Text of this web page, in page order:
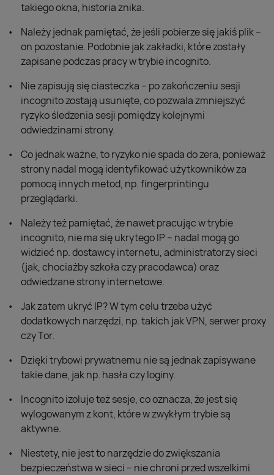
takiego okna, historia znika.
Należy jednak pamiętać, że jeśli pobierze się jakiś plik –
on pozostanie. Podobnie jak zakładki, które zostały
zapisane podczas pracy w trybie incognito.
Nie zapisują się ciasteczka – po zakończeniu sesji
incognito zostają usunięte, co pozwala zmniejszyć
ryzyko śledzenia sesji pomiędzy kolejnymi
odwiedzinami strony.
Co jednak ważne, to ryzyko nie spada do zera, ponieważ
strony nadal mogą identyfikować użytkowników za
pomocą innych metod, np. fingerprintingu
przeglądarki.
Należy też pamiętać, że nawet pracując w trybie
incognito, nie ma się ukrytego IP – nadal mogą go
widzieć np. dostawcy internetu, administratorzy sieci
(jak, chociażby szkoła czy pracodawca) oraz
odwiedzane strony internetowe.
Jak zatem ukryć IP? W tym celu trzeba użyć
dodatkowych narzędzi, np. takich jak VPN, serwer proxy
czy Tor.
Dzięki trybowi prywatnemu nie są jednak zapisywane
takie dane, jak np. hasła czy loginy.
Incognito izoluje też sesje, co oznacza, że jest się
wylogowanym z kont, które w zwykłym trybie są
aktywne.
Niestety, nie jest to narzędzie do zwiększania
bezpieczeństwa w sieci – nie chroni przed wszelkimi